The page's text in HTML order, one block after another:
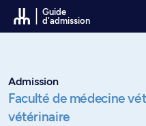
Passer au contenu
Guide
d'admission
Admission
Faculté de médecine
vétérinaire